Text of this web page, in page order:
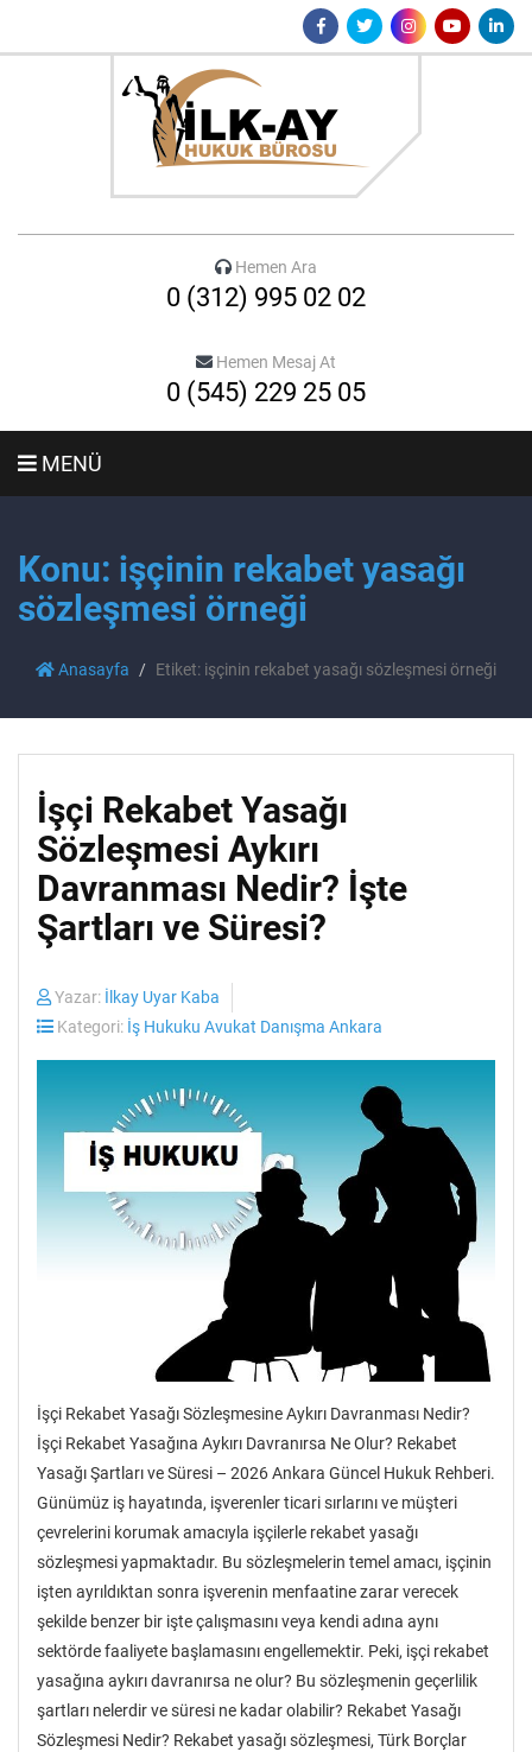
Hemen Ara
0 (312) 995 02 02
Hemen Mesaj At
0 (545) 229 25 05
MENÜ
Konu: işçinin rekabet yasağı
sözleşmesi örneği
Anasayfa Etiket: işçinin rekabet yasağı sözleşmesi örneği
İşçi Rekabet Yasağı
Sözleşmesi Aykırı
Davranması Nedir? İşte
Şartları ve Süresi?
Yazar: İlkay Uyar Kaba
Kategori: İş Hukuku Avukat Danışma Ankara
İşçi Rekabet Yasağı Sözleşmesine Aykırı Davranması Nedir?
İşçi Rekabet Yasağına Aykırı Davranırsa Ne Olur? Rekabet
Yasağı Şartları ve Süresi – 2026 Ankara Güncel Hukuk Rehberi.
Günümüz iş hayatında, işverenler ticari sırlarını ve müşteri
çevrelerini korumak amacıyla işçilerle rekabet yasağı
sözleşmesi yapmaktadır. Bu sözleşmelerin temel amacı, işçinin
işten ayrıldıktan sonra işverenin menfaatine zarar verecek
şekilde benzer bir işte çalışmasını veya kendi adına aynı
sektörde faaliyete başlamasını engellemektir. Peki, işçi rekabet
yasağına aykırı davranırsa ne olur? Bu sözleşmenin geçerlilik
şartları nelerdir ve süresi ne kadar olabilir? Rekabet Yasağı
Sözleşmesi Nedir? Rekabet yasağı sözleşmesi, Türk Borçlar